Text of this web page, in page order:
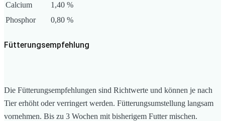
Calcium
1,40 %
Phosphor
0,80 %
Fütterungsempfehlung
Die Fütterungsempfehlungen sind Richtwerte und können je nach
Tier erhöht oder verringert werden. Fütterungsumstellung langsam
vornehmen. Bis zu 3 Wochen mit bisherigem Futter mischen.